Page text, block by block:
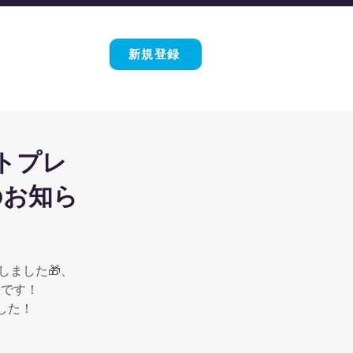
新規登録
プレ
知ら
した🎁、
す！
！